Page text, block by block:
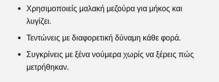
Χρησιμοποιείς μαλακή μεζούρα για μήκος και
λυγίζει.
Τεντώνεις με διαφορετική δύναμη κάθε φορά.
Συγκρίνεις με ξένα νούμερα χωρίς να ξέρεις πώς
μετρήθηκαν.